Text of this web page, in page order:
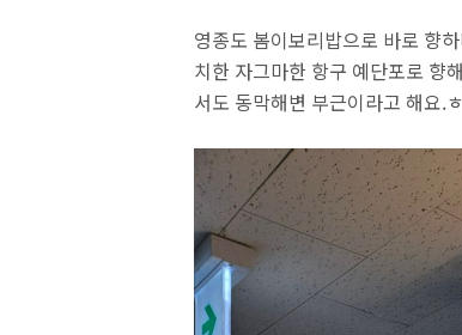
영종도 봄이보리밥으로 바로 향
치한 자그마한 항구 예단포로 향
서도 동막해변 부근이라고 해요.